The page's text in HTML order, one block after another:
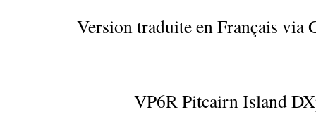
Version traduite en Français via
VP6R Pitcairn Island